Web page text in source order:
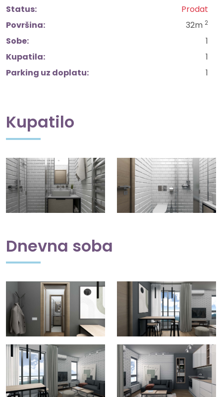
Status:
Prodat
Površina:
32m 2
Sobe:
1
Kupatila:
1
Parking uz doplatu:
1
Kupatilo
Dnevna soba